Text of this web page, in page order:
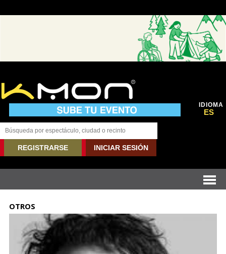
IDIOMA
ES
REGISTRARSE INICIAR SESIÓN
OTROS